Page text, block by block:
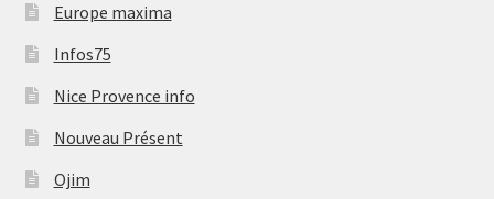
Europe maxima
Infos75
Nice Provence info
Nouveau Présent
Ojim